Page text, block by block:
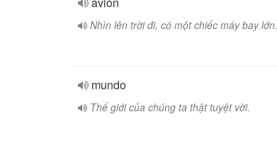
Nhìn lên trời đi, có một chiếc máy bay lớn.
mundo
Thế giới của chúng ta thật tuyệt vời.